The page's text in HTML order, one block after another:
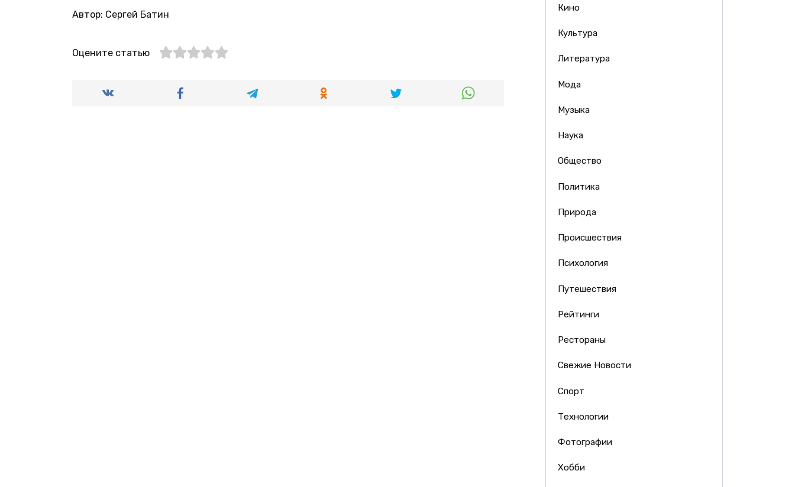
Автор: Сергей Батин
Оцените статью
Кино
Культура
Литература
Мода
Музыка
Наука
Общество
Политика
Природа
Происшествия
Психология
Путешествия
Рейтинги
Рестораны
Свежие Новости
Спорт
Технологии
Фотографии
Хобби